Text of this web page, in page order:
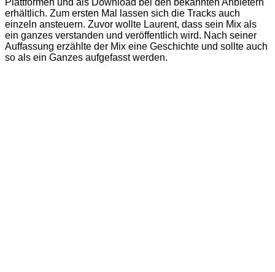
erhältlich. Zum ersten Mal lassen sich die Tracks auch
einzeln ansteuern. Zuvor wollte Laurent, dass sein Mix als
ein ganzes verstanden und veröffentlich wird. Nach seiner
Auffassung erzählte der Mix eine Geschichte und sollte auch
so als ein Ganzes aufgefasst werden.